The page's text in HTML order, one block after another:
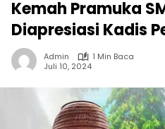
Kemah Pramuka
Diapresiasi Kadis
Admin
1 Min Baca
Juli 10, 2024